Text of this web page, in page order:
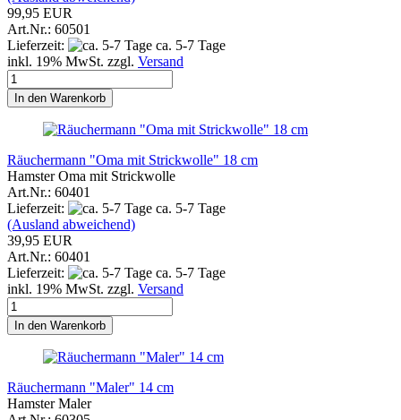
99,95 EUR
Art.Nr.: 60501
Lieferzeit:
ca. 5-7 Tage
inkl. 19% MwSt. zzgl. Versand
In den Warenkorb
Räuchermann "Oma mit Strickwolle" 18 cm
Hamster Oma mit Strickwolle
Art.Nr.: 60401
Lieferzeit:
ca. 5-7 Tage
(Ausland abweichend)
39,95 EUR
Art.Nr.: 60401
Lieferzeit:
ca. 5-7 Tage
inkl. 19% MwSt. zzgl. Versand
In den Warenkorb
Räuchermann "Maler" 14 cm
Hamster Maler